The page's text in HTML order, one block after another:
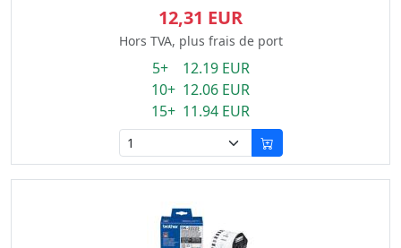
12,31 EUR
Hors TVA, plus frais de port
5+ 12.19 EUR
10+ 12.06 EUR
15+ 11.94 EUR